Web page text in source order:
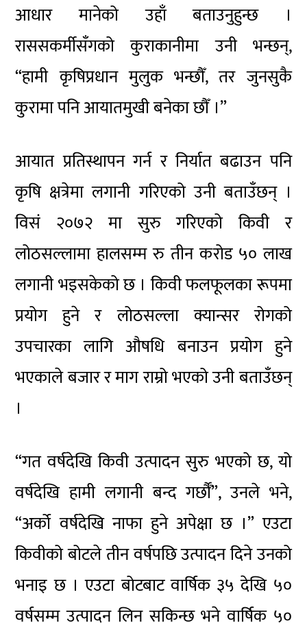
आधार मानेको उहाँ बताउनुहुन्छ ।
राससकर्मीसँगको कुराकानीमा उनी भन्छन्,
“हामी कृषिप्रधान मुलुक भन्छौँ, तर जुनसुकै
कुरामा पनि आयातमुखी बनेका छौँ ।”
आयात प्रतिस्थापन गर्न र निर्यात बढाउन पनि
कृषि क्षत्रेमा लगानी गरिएको उनी बताउँछन् ।
विसं २०७२ मा सुरु गरिएको किवी र
लोठसल्लामा हालसम्म रु तीन करोड ५० लाख
लगानी भइसकेको छ । किवी फलफूलका रूपमा
प्रयोग हुने र लोठसल्ला क्यान्सर रोगको
उपचारका लागि औषधि बनाउन प्रयोग हुने
भएकाले बजार र माग राम्रो भएको उनी बताउँछन्
।
“गत वर्षदेखि किवी उत्पादन सुरु भएको छ, यो
वर्षदेखि हामी लगानी बन्द गर्छौँ”, उनले भने,
“अर्को वर्षदेखि नाफा हुने अपेक्षा छ ।” एउटा
किवीको बोटले तीन वर्षपछि उत्पादन दिने उनको
भनाइ छ । एउटा बोटबाट वार्षिक ३५ देखि ५०
वर्षसम्म उत्पादन लिन सकिन्छ भने वार्षिक ५०